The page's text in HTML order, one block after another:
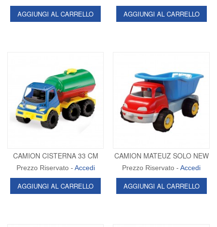
AGGIUNGI AL CARRELLO AGGIUNGI AL CARRELLO
CAMION CISTERNA 33 CM
Prezzo Riservato - Accedi
AGGIUNGI AL CARRELLO
CAMION MATEUZ SOLO NEW
Prezzo Riservato -Accedi
AGGIUNGI AL CARRELLO